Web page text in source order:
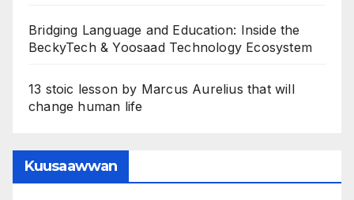
Bridging Language and Education: Inside the
BeckyTech & Yoosaad Technology Ecosystem
13 stoic lesson by Marcus Aurelius that will
change human life
Kuusaawwan